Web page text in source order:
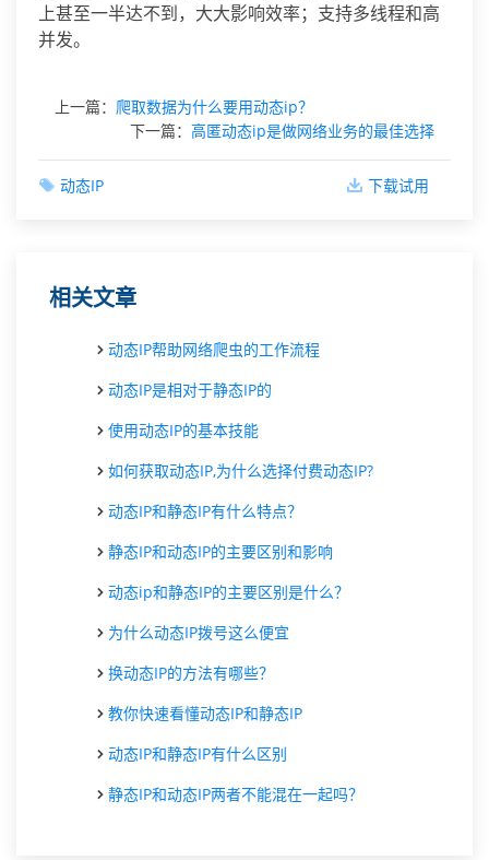
上甚至一半达不到，大大影响效率；支持多线程和高
并发。
上一篇： 爬取数据为什么要用动态ip？
下一篇： 高匿动态ip是做网络业务的最佳选择
动态IP 下载试用
相关文章
动态IP帮助网络爬虫的工作流程
动态IP是相对于静态IP的
使用动态IP的基本技能
如何获取动态IP,为什么选择付费动态IP?
动态IP和静态IP有什么特点？
静态IP和动态IP的主要区别和影响
动态ip和静态IP的主要区别是什么？
为什么动态IP拨号这么便宜
换动态IP的方法有哪些？
教你快速看懂动态IP和静态IP
动态IP和静态IP有什么区别
静态IP和动态IP两者不能混在一起吗？